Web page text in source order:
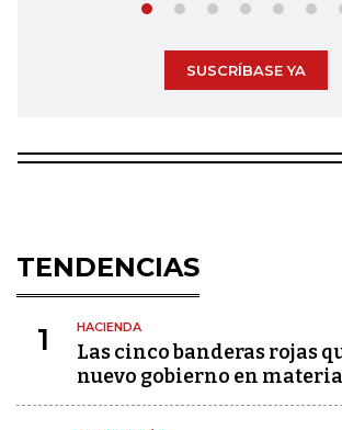
SUSCRÍBASE YA
TENDENCIAS
1 HACIENDA
Las cinco banderas rojas
nuevo gobierno en